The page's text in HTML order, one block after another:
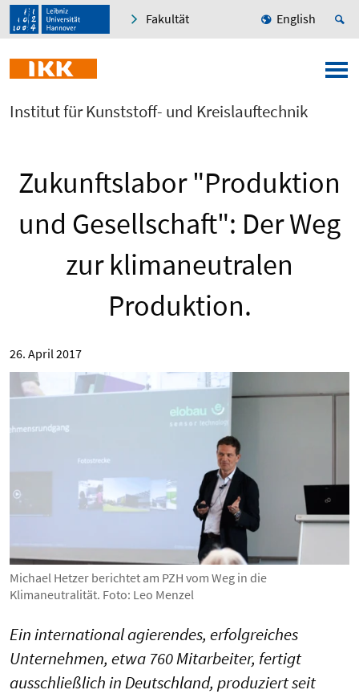
Fakultät English
Institut für Kunststoff- und Kreislauftechnik
Zukunftslabor "Produktion
und Gesellschaft": Der Weg
zur klimaneutralen
Produktion.
26. April 2017
Michael Hetzer berichtet am PZH vom Weg in die
Klimaneutralität. Foto: Leo Menzel
Ein international agierendes, erfolgreiches
Unternehmen, etwa 760 Mitarbeiter, fertigt
ausschließlich in Deutschland, produziert seit